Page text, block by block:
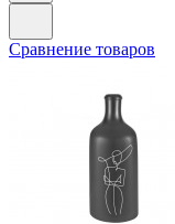
Сравнение товаров